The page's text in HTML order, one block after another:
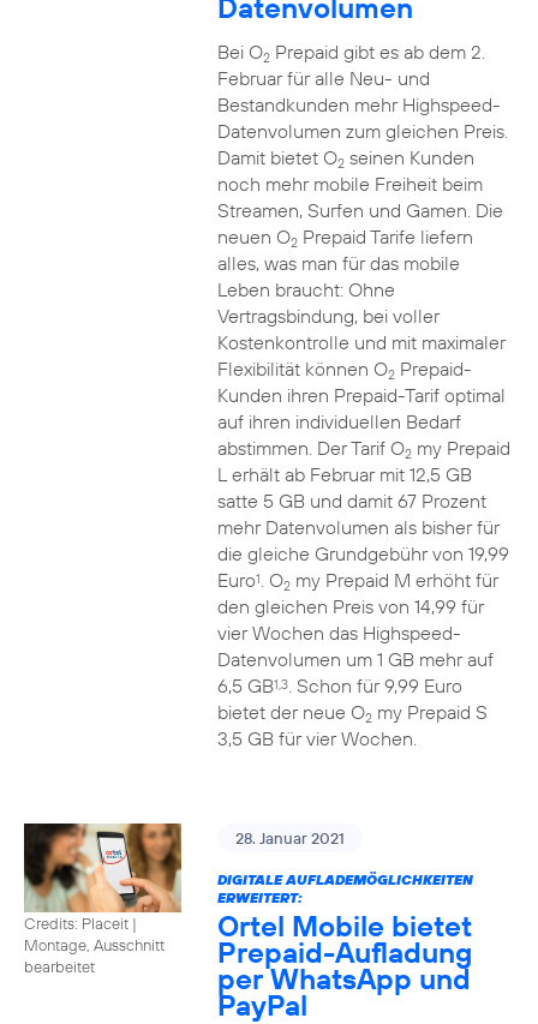
Datenvolumen
Bei O2Prepaid gibt es ab dem 2.
Februar für alle Neu- und
Bestandkunden mehr Highspeed-
Datenvolumen zum gleichen Preis.
Damit bietet O2seinen Kunden
noch mehr mobile Freiheit beim
Streamen, Surfen und Gamen. Die
neuen O2Prepaid Tarife liefern
alles, was man für das mobile
Leben braucht: Ohne
Vertragsbindung, bei voller
Kostenkontrolle und mit maximaler
Flexibilität können O2Prepaid-
Kunden ihren Prepaid-Tarif optimal
auf ihren individuellen Bedarf
abstimmen. Der Tarif O2my Prepaid
L erhält ab Februar mit 12,5 GB
satte 5 GB und damit 67 Prozent
mehr Datenvolumen als bisher für
die gleiche Grundgebühr von 19,99
Euro1. O2my Prepaid M erhöht für
den gleichen Preis von 14,99 für
vier Wochen das Highspeed-
Datenvolumen um 1 GB mehr auf
6,5 GB1,3. Schon für 9,99 Euro
bietet der neue O2my Prepaid S
3,5 GB für vier Wochen.
Credits: Placeit |
Montage, Ausschnitt
bearbeitet
28. Januar 2021
DIGITALE AUFLADEMÖGLICHKEITEN
ERWEITERT:
Ortel Mobile bietet
Prepaid-Aufladung
per WhatsApp und
PayPal